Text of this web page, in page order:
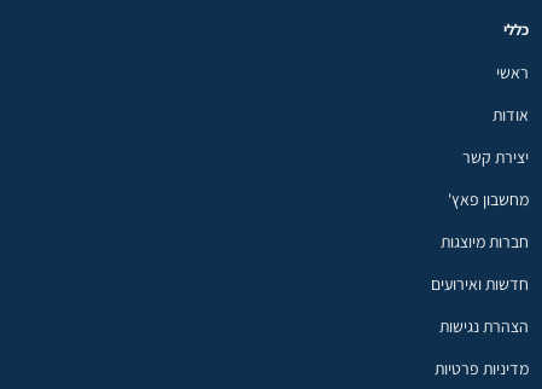
כללי
ראשי
אודות
יצירת קשר
מחשבון פאץ'
חברות מיוצגות
חדשות ואירועים
הצהרת נגישות
מדיניות פרטיות